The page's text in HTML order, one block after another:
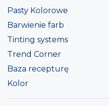
Pasty Kolorowe
Barwienie farb
Tinting systems
Trend Corner
Baza recepturę
Kolor